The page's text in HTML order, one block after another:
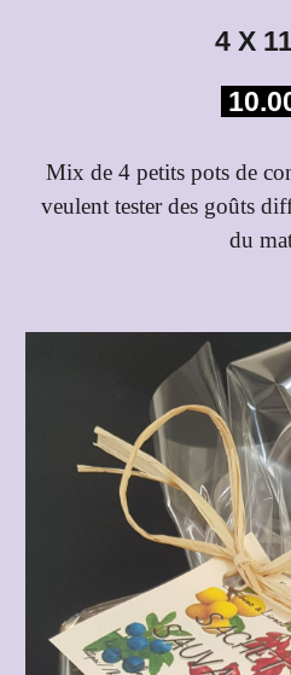
4 X
Mix de 4 petits pots de
veulent tester des goûts
du